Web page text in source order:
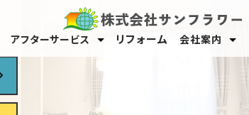
アフターサービス
オーナーサポート
保証・メンテナンス
リフォーム 会社案内
スタッフ紹介
採用情報